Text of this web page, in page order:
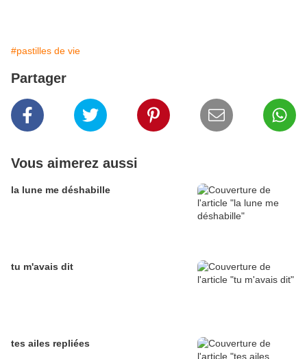
#pastilles de vie
Partager
Vous aimerez aussi
la lune me déshabille
tu m'avais dit
tes ailes repliées